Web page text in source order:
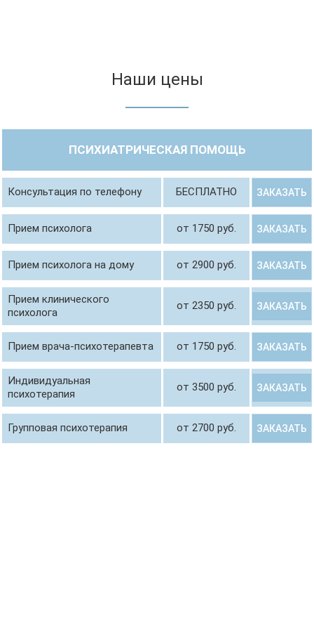
Наши цены
ПСИХИАТРИЧЕСКАЯ ПОМОЩЬ
Консультация по телефону БЕСПЛАТНО ЗАКАЗАТЬ
Прием психолога от 1750 руб. ЗАКАЗАТЬ
Прием психолога на дому от 2900 руб. ЗАКАЗАТЬ
Прием клинического
психолога
от 2350 руб. ЗАКАЗАТЬ
Прием врача-психотерапевта от 1750 руб. ЗАКАЗАТЬ
Индивидуальная
психотерапия
от 3500 руб. ЗАКАЗАТЬ
Групповая психотерапия от 2700 руб. ЗАКАЗАТЬ